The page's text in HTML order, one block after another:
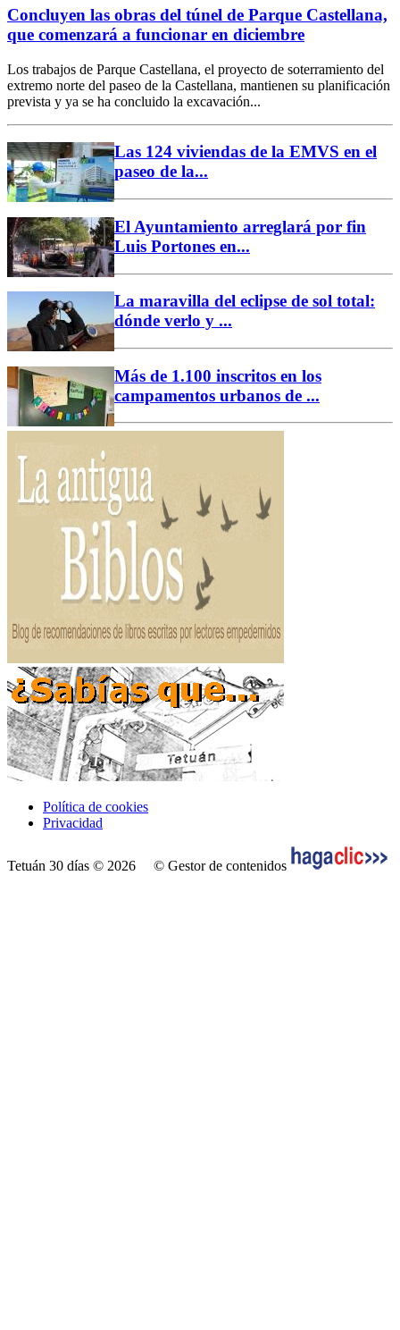
Concluyen las obras del túnel de Parque Castellana,
que comenzará a funcionar en diciembre
Los trabajos de Parque Castellana, el proyecto de soterramiento del
extremo norte del paseo de la Castellana, mantienen su planificación
prevista y ya se ha concluido la excavación...
Las 124 viviendas de la EMVS en el
paseo de la...
El Ayuntamiento arreglará por fin
Luis Portones en...
La maravilla del eclipse de sol total:
dónde verlo y ...
Más de 1.100 inscritos en los
campamentos urbanos de ...
Política de cookies
Privacidad
Tetuán 30 días © 2026 © Gestor de contenidos